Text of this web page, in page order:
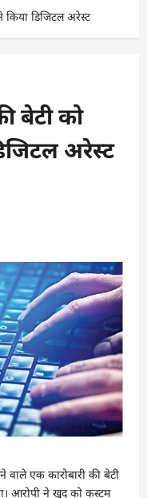
किया डिजिटल अरेस्ट
बेटी को
अरेस्ट
एक कारोबारी की बेटी
आरोपी ने खुद को कस्टम